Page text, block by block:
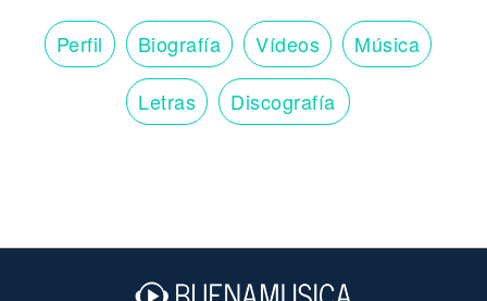
Perfil Biografía Vídeos Música
Letras Discografía